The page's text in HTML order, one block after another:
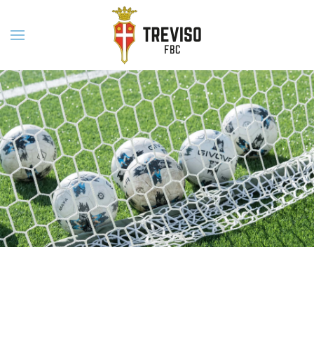
Skip to main content